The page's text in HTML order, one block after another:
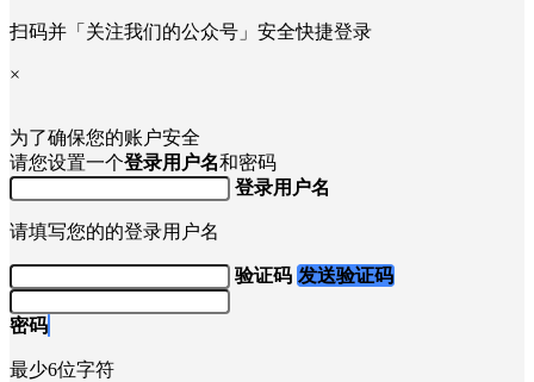
扫码并「关注我们的公众号」安全快捷登录
×
为了确保您的账户安全
请您设置一个登录用户名和密码
登录用户名
请填写您的的登录用户名
验证码 发送验证码
密码
最少6位字符